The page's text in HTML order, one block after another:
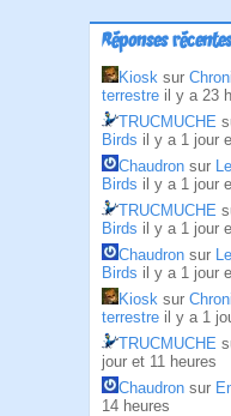
Réponses
Kiosk sur
terrestre il y a 23
TRUCMUCHE
Birds il y a 1 jour
Chaudron sur
Birds il y a 1 jour
TRUCMUCHE
Birds il y a 1 jour
Chaudron sur
Birds il y a 1 jour
Kiosk sur
terrestre il y a 1
TRUCMUCHE
jour et 11 heures
Chaudron sur
14 heures